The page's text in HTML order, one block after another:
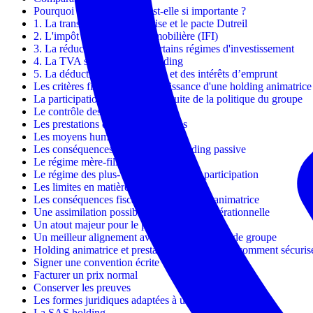
Pourquoi cette distinction est-elle si importante ?
1. La transmission d'entreprise et le pacte Dutreil
2. L'impôt sur la fortune immobilière (IFI)
3. La réduction d'impôt et certains régimes d'investissement
4. La TVA sur les frais de holding
5. La déductibilité des charges et des intérêts d’emprunt
Les critères fiscaux de reconnaissance d'une holding animatrice
La participation active à la conduite de la politique du groupe
Le contrôle des filiales
Les prestations de services internes
Les moyens humains et matériels
Les conséquences fiscales d'une holding passive
Le régime mère-fille
Le régime des plus-values sur titres de participation
Les limites en matière de transmission
Les conséquences fiscales d'une holding animatrice
Une assimilation possible à une société opérationnelle
Un atout majeur pour le pacte Dutreil
Un meilleur alignement avec la gouvernance de groupe
Holding animatrice et prestations de services : comment
Signer une convention écrite
Facturer un prix normal
Conserver les preuves
Les formes juridiques adaptées à une holding